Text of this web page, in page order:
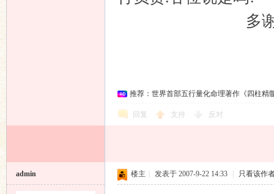
多谢各位
推荐：世界首部五行量化命理著作《四柱精
回复 支持 反对
admin 楼主 发表于 2007-9-22 14:33 只看该作